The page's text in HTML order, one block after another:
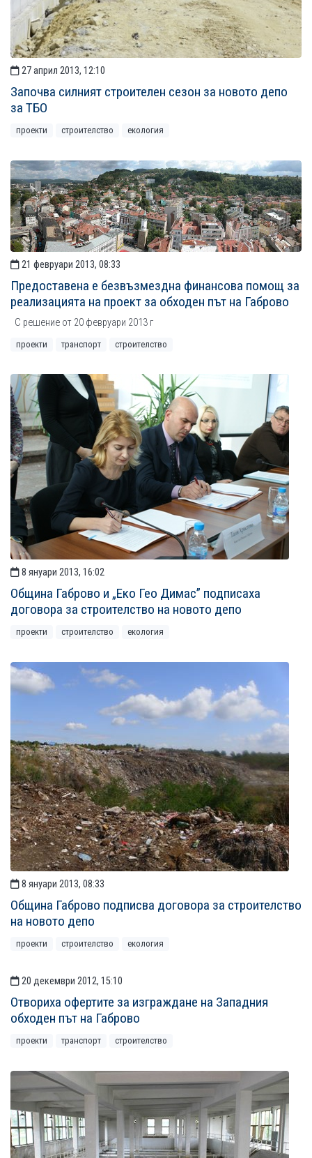
27 април 2013, 12:10
Започва силният строителен сезон за новото депо
за ТБО
проекти строителство екология
21 февруари 2013, 08:33
Предоставена е безвъзмездна финансова помощ за
реализацията на проект за обходен път на Габрово
С решение от 20 февруари 2013 г
проекти транспорт строителство
8 януари 2013, 16:02
Община Габрово и „Еко Гео Димас” подписаха
договора за строителство на новото депо
проекти строителство екология
8 януари 2013, 08:33
Община Габрово подписва договора за строителство
на новото депо
проекти строителство екология
20 декември 2012, 15:10
Отвориха офертите за изграждане на Западния
обходен път на Габрово
проекти транспорт строителство